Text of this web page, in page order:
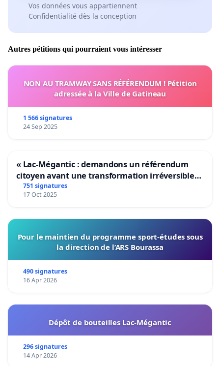
Vos données vous appartiennent
Confidentialité dès la conception
Autres pétitions qui pourraient vous intéresser
NON AU TRAMWAY SANS RÉFÉRENDUM ! Pétition
adressée à la Ville de Gatineau
1 566 signatures
24 Sep 2025
« Lac-Mégantic : demandons un référendum
citoyen avant une transformation irréversible
de notre territoire »
751 signatures
17 Oct 2025
Pour le maintien du programme sport-études sous
la direction de l’ARS Bourassa
490 signatures
16 Apr 2026
Dépôt de bouteilles Lac-Mégantic
296 signatures
14 Apr 2026